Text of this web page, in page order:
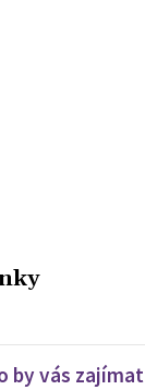
by vás zajímat